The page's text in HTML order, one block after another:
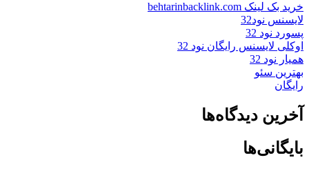
خرید بک لینک behtarinbacklink.com
لایسنس نود32
پسورد نود 32
اوکلی لایسنس رایگان نود 32
همیار نود 32
بهترین سئو
رایگان
آخرین دیدگاه‌ها
بایگانی‌ها